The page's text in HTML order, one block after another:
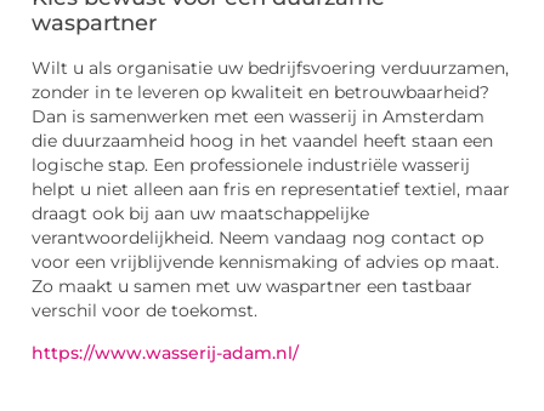
waspartner
Wilt u als organisatie uw bedrijfsvoering verduurzamen,
zonder in te leveren op kwaliteit en betrouwbaarheid?
Dan is samenwerken met een wasserij in Amsterdam
die duurzaamheid hoog in het vaandel heeft staan een
logische stap. Een professionele industriële wasserij
helpt u niet alleen aan fris en representatief textiel, maar
draagt ook bij aan uw maatschappelijke
verantwoordelijkheid. Neem vandaag nog contact op
voor een vrijblijvende kennismaking of advies op maat.
Zo maakt u samen met uw waspartner een tastbaar
verschil voor de toekomst.
https://www.wasserij-adam.nl/